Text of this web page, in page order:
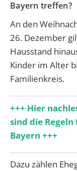
Bayern treffen?
An den
26. Dezember
Hausstand
Kinder im Alter
Familienkreis.
+++ Hier
sind die
Bayern +++
Dazu zählen